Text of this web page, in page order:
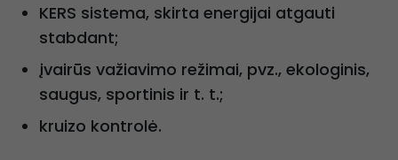
KERS sistema, skirta energijai atgauti
stabdant;
įvairūs važiavimo režimai, pvz., ekologinis,
saugus, sportinis ir t. t.;
kruizo kontrolė.